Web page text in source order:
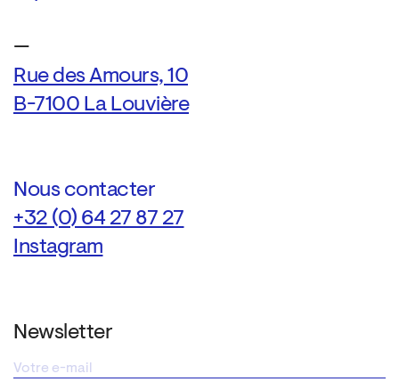
—
Rue des Amours, 10
B-7100 La Louvière
Nous contacter
+32 (0) 64 27 87 27
Instagram
Newsletter